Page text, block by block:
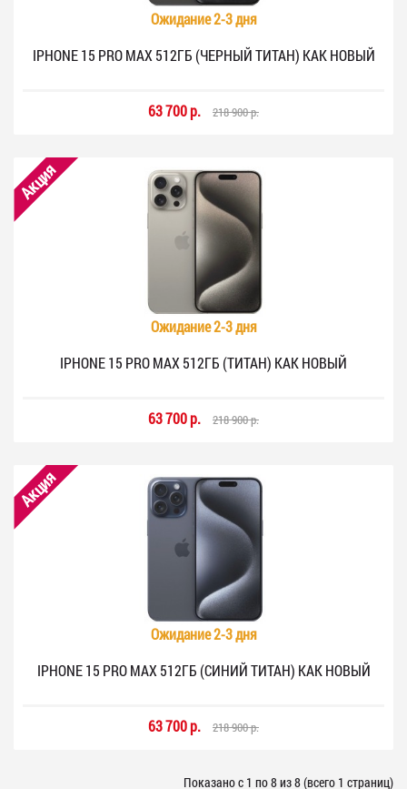
Ожидание 2-3 дня
IPHONE 15 PRO MAX 512ГБ (ЧЕРНЫЙ ТИТАН) КАК НОВЫЙ
63 700 р. 218 900 р.
Акция
Ожидание 2-3 дня
IPHONE 15 PRO MAX 512ГБ (ТИТАН) КАК НОВЫЙ
63 700 р. 218 900 р.
Акция
Ожидание 2-3 дня
IPHONE 15 PRO MAX 512ГБ (СИНИЙ ТИТАН) КАК НОВЫЙ
63 700 р. 218 900 р.
Показано с 1 по 8 из 8 (всего 1 страниц)